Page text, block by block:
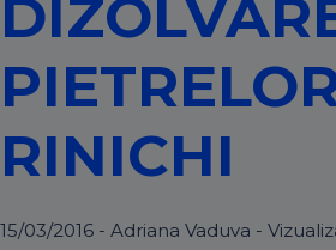
RINICHI
15/03/2016 - Adriana Vaduva -